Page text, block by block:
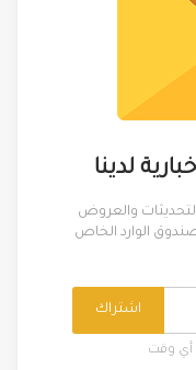
لدينا
والعروض
الوارد الخاص
اشتراك
أي وقت